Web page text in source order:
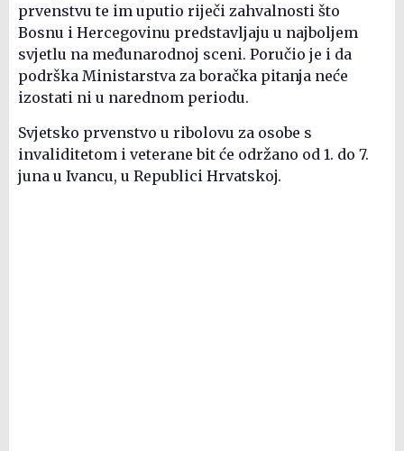
prvenstvu te im uputio riječi zahvalnosti što
Bosnu i Hercegovinu predstavljaju u najboljem
svjetlu na međunarodnoj sceni. Poručio je i da
podrška Ministarstva za boračka pitanja neće
izostati ni u narednom periodu.
Svjetsko prvenstvo u ribolovu za osobe s
invaliditetom i veterane bit će održano od 1. do 7.
juna u Ivancu, u Republici Hrvatskoj.